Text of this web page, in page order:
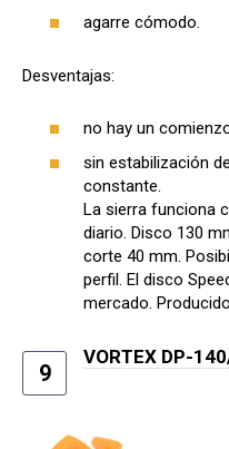
agarre cómodo.
Desventajas:
no hay un
sin estabilización
constante.
La sierra funciona
diario. Disco 130
corte 40 mm.
perfil. El disco
mercado.
9
VORTEX DP-